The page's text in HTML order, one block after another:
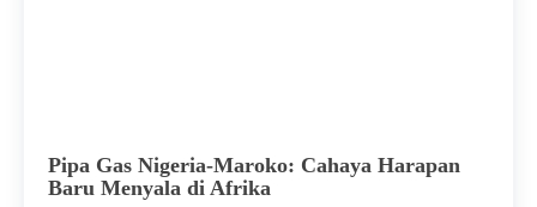
Pipa Gas Nigeria-Maroko: Cahaya Harapan
Baru Menyala di Afrika